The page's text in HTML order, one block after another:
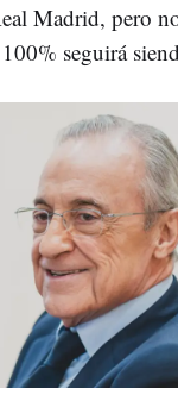
Madrid, pero
seguirá